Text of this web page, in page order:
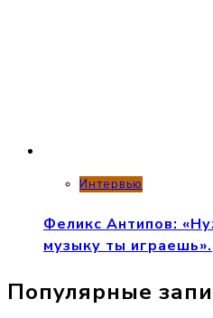
Интервью
Феликс Антипов:
музыку ты играешь».
Популярные